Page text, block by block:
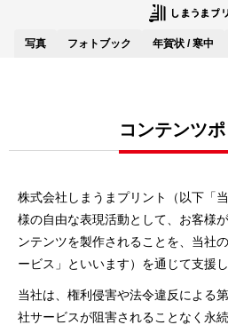
写真 フォトブック 年賀状 / 寒中
コンテンツ
株式会社しまうまプリント（以下「
様の⾃由な表現活動として、お客様
ンテンツを製作されることを、当社
ービス」といいます）を通じて⽀援し
当社は、権利侵害や法令違反による
社サービスが阻害されることなく永